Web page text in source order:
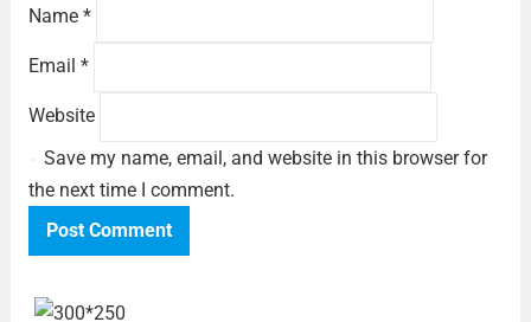
Name *
Email *
Website
Save my name, email, and website in this browser for
the next time I comment.